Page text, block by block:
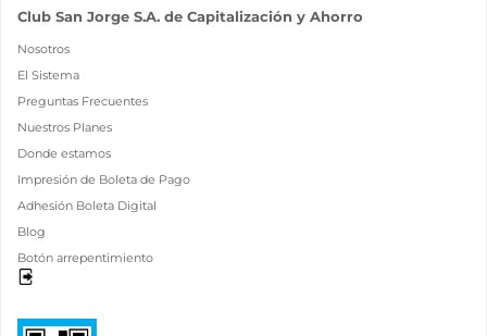
Club San Jorge S.A. de Capitalización y Ahorro
Nosotros
El Sistema
Preguntas Frecuentes
Nuestros Planes
Donde estamos
Impresión de Boleta de Pago
Adhesión Boleta Digital
Blog
Botón arrepentimiento